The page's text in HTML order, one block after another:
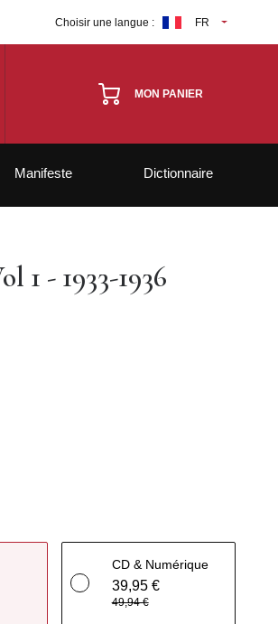
Choisir une langue : FR
MON PANIER
Manifeste Dictionnaire
1 - 1933-1936
CD & Numérique
39,95 €
49,94 €